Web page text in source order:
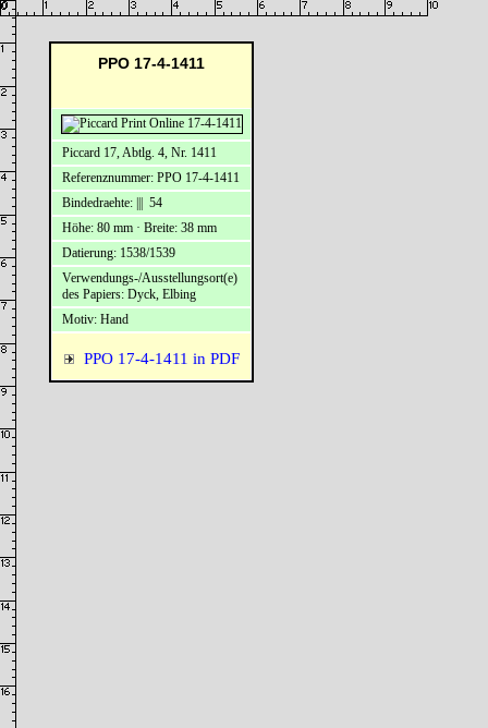
PPO 17-4-1411
PPO 17-4-1411 in PDF
Piccard 17, Abtlg. 4, Nr. 1411
Referenznummer: PPO 17-4-1411
Bindedraehte: ||| 54
Höhe: 80 mm · Breite: 38 mm
Datierung: 1538/1539
Verwendungs-/Ausstellungsort(e)
des Papiers: Dyck, Elbing
Motiv: Hand